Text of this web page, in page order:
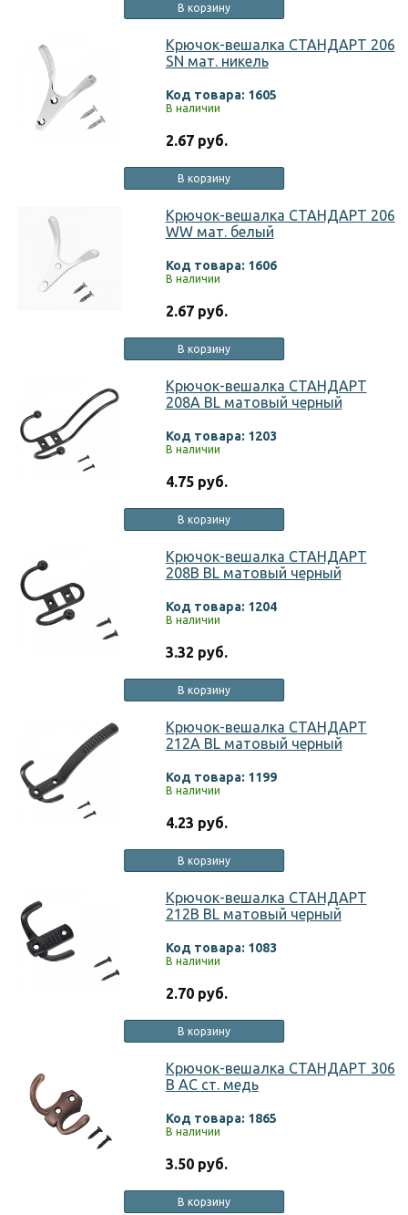
В корзину
Крючок-вешалка СТАНДАРТ 206
SN мат. никель
Код товара: 1605
В наличии
2.67 руб.
В корзину
Крючок-вешалка СТАНДАРТ 206
WW мат. белый
Код товара: 1606
В наличии
2.67 руб.
В корзину
Крючок-вешалка СТАНДАРТ
208A BL матовый черный
Код товара: 1203
В наличии
4.75 руб.
В корзину
Крючок-вешалка СТАНДАРТ
208B BL матовый черный
Код товара: 1204
В наличии
3.32 руб.
В корзину
Крючок-вешалка СТАНДАРТ
212A BL матовый черный
Код товара: 1199
В наличии
4.23 руб.
В корзину
Крючок-вешалка СТАНДАРТ
212B BL матовый черный
Код товара: 1083
В наличии
2.70 руб.
В корзину
Крючок-вешалка СТАНДАРТ 306
B AC ст. медь
Код товара: 1865
В наличии
3.50 руб.
В корзину